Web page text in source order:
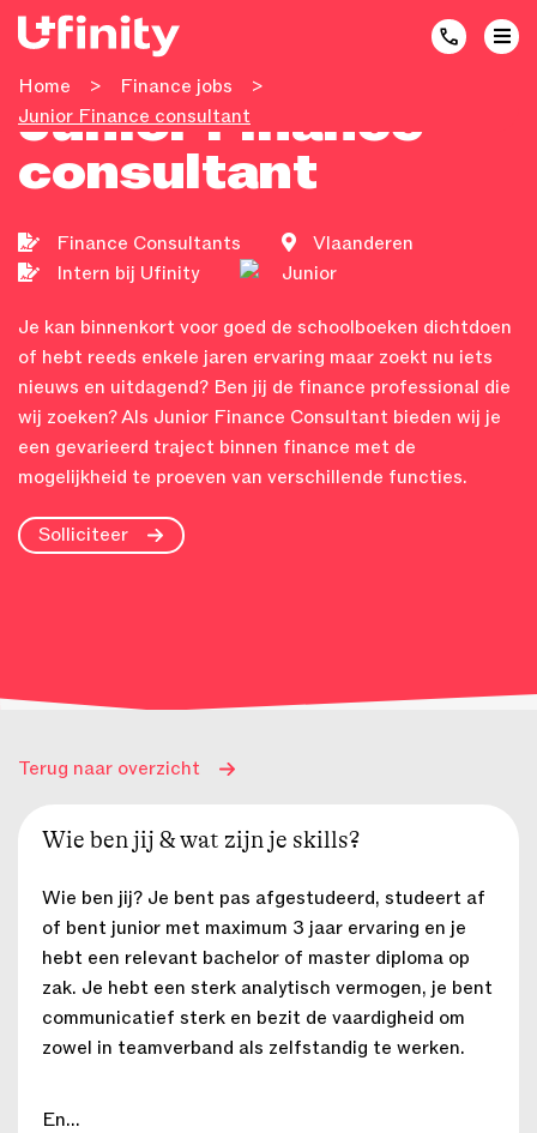
Home > Finance jobs
>
Junior Finance consultant
Junior Finance
consultant
Finance Consultants
Vlaanderen
Intern bij Ufinity
Junior
Je kan binnenkort voor goed de schoolboeken dichtdoen
of hebt reeds enkele jaren ervaring maar zoekt nu iets
nieuws en uitdagend? Ben jij de finance professional die
wij zoeken? Als Junior Finance Consultant bieden wij je
een gevarieerd traject binnen finance met de
mogelijkheid te proeven van verschillende functies.
Solliciteer
Terug naar overzicht
Wie ben jij & wat zijn je skills?
Wie ben jij? Je bent pas afgestudeerd, studeert af
of bent junior met maximum 3 jaar ervaring en je
hebt een relevant bachelor of master diploma op
zak. Je hebt een sterk analytisch vermogen, je bent
communicatief sterk en bezit de vaardigheid om
zowel in teamverband als zelfstandig te werken.
En...